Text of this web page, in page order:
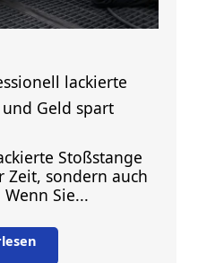
lackierte
Geld spart
Stoßstange
sondern auch
Sie...